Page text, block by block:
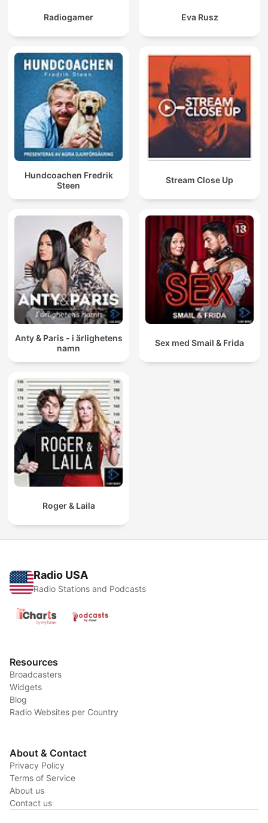
Radiogamer Eva Rusz
Hundcoachen Fredrik
Steen
Stream Close Up
Anty & Paris - i ärlighetens
namn
Sex med Smail & Frida
Roger & Laila
Radio USA
Radio Stations and Podcasts
Resources
Broadcasters
Widgets
Blog
Radio Websites per Country
About & Contact
Privacy Policy
Terms of Service
About us
Contact us